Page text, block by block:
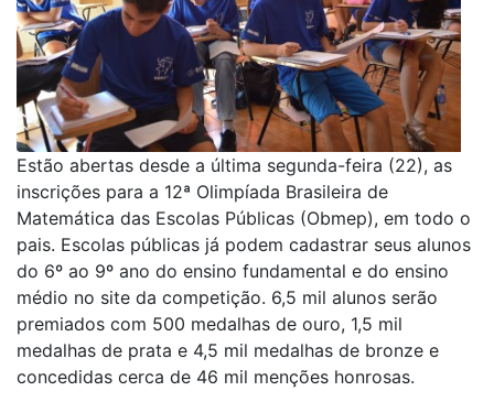
Estão abertas desde a última segunda-feira (22), as
inscrições para a 12ª Olimpíada Brasileira de
Matemática das Escolas Públicas (Obmep), em todo o
pais. Escolas públicas já podem cadastrar seus alunos
do 6º ao 9º ano do ensino fundamental e do ensino
médio no site da competição. 6,5 mil alunos serão
premiados com 500 medalhas de ouro, 1,5 mil
medalhas de prata e 4,5 mil medalhas de bronze e
concedidas cerca de 46 mil menções honrosas.